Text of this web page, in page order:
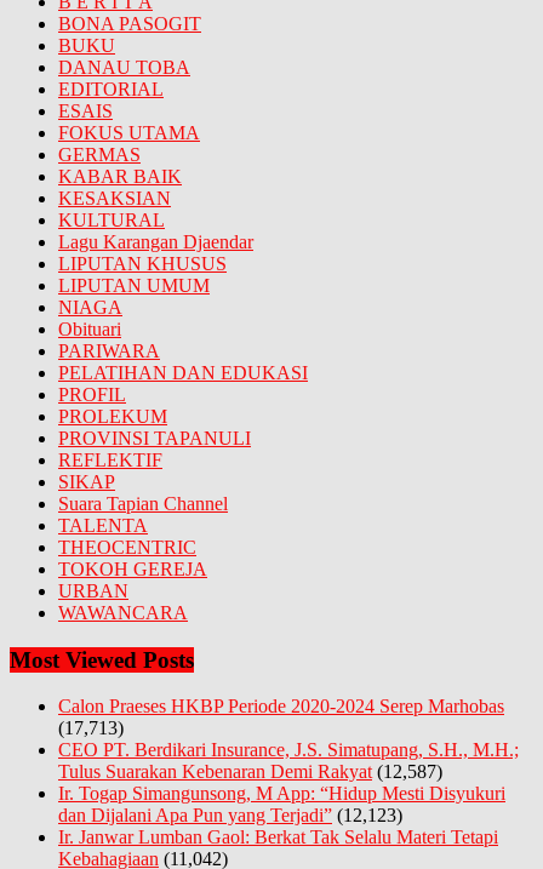
BONA PASOGIT
BUKU
DANAU TOBA
EDITORIAL
ESAIS
FOKUS UTAMA
GERMAS
KABAR BAIK
KESAKSIAN
KULTURAL
Lagu Karangan Djaendar
LIPUTAN KHUSUS
LIPUTAN UMUM
NIAGA
Obituari
PARIWARA
PELATIHAN DAN EDUKASI
PROFIL
PROLEKUM
PROVINSI TAPANULI
REFLEKTIF
SIKAP
Suara Tapian Channel
TALENTA
THEOCENTRIC
TOKOH GEREJA
URBAN
WAWANCARA
Most Viewed Posts
Calon Praeses HKBP Periode 2020-2024 Serep Marhobas
(17,713)
CEO PT. Berdikari Insurance, J.S. Simatupang, S.H., M.H.;
Tulus Suarakan Kebenaran Demi Rakyat (12,587)
Ir. Togap Simangunsong, M App: “Hidup Mesti Disyukuri
dan Dijalani Apa Pun yang Terjadi” (12,123)
Ir. Janwar Lumban Gaol: Berkat Tak Selalu Materi Tetapi
Kebahagiaan (11,042)